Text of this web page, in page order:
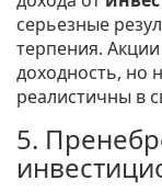
серьезные
терпения.
доходность, но
реалистичны в
5.